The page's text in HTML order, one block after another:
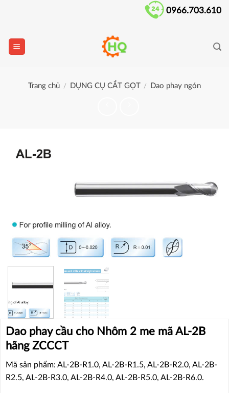
0966.703.610
Trang chủ / DỤNG CỤ CẮT GỌT / Dao phay ngón
Dao phay cầu cho Nhôm 2 me mã AL-2B
hãng ZCCCT
Mã sản phẩm: AL-2B-R1.0, AL-2B-R1.5, AL-2B-R2.0, AL-2B-
R2.5, AL-2B-R3.0, AL-2B-R4.0, AL-2B-R5.0, AL-2B-R6.0.